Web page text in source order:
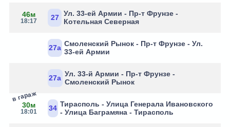
46м
18:17 27
Ул. 33-ей Армии - Пр-т Фрунзе -
Котельная Северная
27а Смоленский Рынок - Пр-т Фрунзе - Ул.
33-ей Армии
27а Ул. 33-й Армии - Пр-т Фрунзе -
Смоленский Рынок
30м
18:01
в гараж
34 Тирасполь - Улица Генерала Ивановского
- Улица Баграмяна - Тирасполь